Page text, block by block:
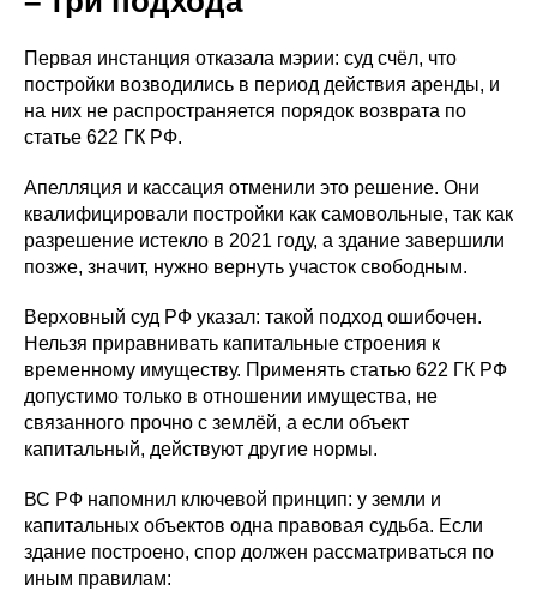
Первая инстанция отказала мэрии: суд счёл, что
постройки возводились в период действия аренды, и
на них не распространяется порядок возврата по
статье 622 ГК РФ.
Апелляция и кассация отменили это решение. Они
квалифицировали постройки как самовольные, так как
разрешение истекло в 2021 году, а здание завершили
позже, значит, нужно вернуть участок свободным.
Верховный суд РФ указал: такой подход ошибочен.
Нельзя приравнивать капитальные строения к
временному имуществу. Применять статью 622 ГК РФ
допустимо только в отношении имущества, не
связанного прочно с землёй, а если объект
капитальный, действуют другие нормы.
ВС РФ напомнил ключевой принцип: у земли и
капитальных объектов одна правовая судьба. Если
здание построено, спор должен рассматриваться по
иным правилам: